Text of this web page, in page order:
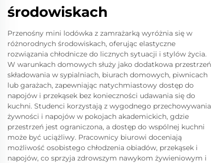
środowiskach
Przenośny mini lodówka z zamrażarką wyróżnia się w
różnorodnych środowiskach, oferując elastyczne
rozwiązania chłodnicze do licznych sytuacji i stylów życia.
W warunkach domowych służy jako dodatkowa przestrzeń
składowania w sypialniach, biurach domowych, piwnicach
lub garażach, zapewniając natychmiastowy dostęp do
napojów i przekąsek bez konieczności udawania się do
kuchni. Studenci korzystają z wygodnego przechowywania
żywności i napojów w pokojach akademickich, gdzie
przestrzeń jest ograniczona, a dostęp do wspólnej kuchni
może być uciążliwy. Pracownicy biurowi doceniają
możliwość osobistego chłodzenia obiadów, przekąsek i
napojów, co sprzyja zdrowszym nawykom żywieniowym i